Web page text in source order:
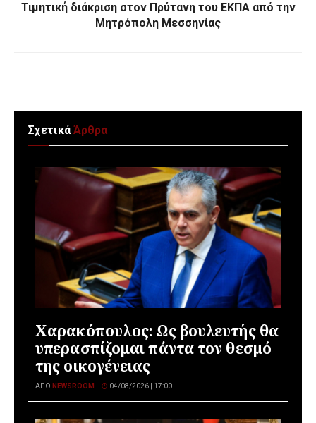
Τιμητική διάκριση στον Πρύτανη του ΕΚΠΑ από την
Μητρόπολη Μεσσηνίας
ΣχετικάΆρθρα
Χαρακόπουλος: Ως βουλευτής θα
υπερασπίζομαι πάντα τον θεσμό
της οικογένειας
ΑΠΌ NEWSROOM 04/08/2026 | 17:00